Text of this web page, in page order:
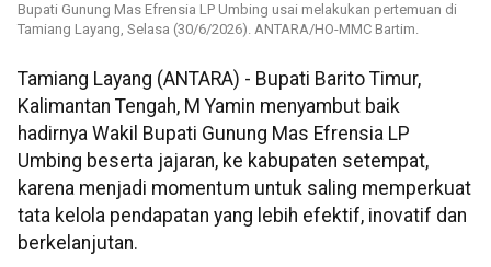
Bupati Gunung Mas Efrensia LP Umbing usai melakukan pertemuan di
Tamiang Layang, Selasa (30/6/2026). ANTARA/HO-MMC Bartim.
Tamiang Layang (ANTARA) - Bupati Barito Timur,
Kalimantan Tengah, M Yamin menyambut baik
hadirnya Wakil Bupati Gunung Mas Efrensia LP
Umbing beserta jajaran, ke kabupaten setempat,
karena menjadi momentum untuk saling memperkuat
tata kelola pendapatan yang lebih efektif, inovatif dan
berkelanjutan.